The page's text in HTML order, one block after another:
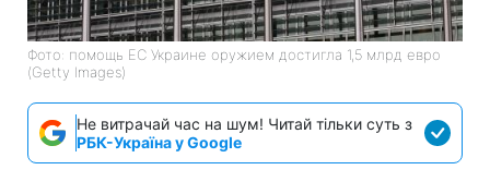
Фото: помощь ЕС Украине оружием достигла 1,5 млрд евро
(Getty Images)
Не витрачай час на шум! Читай тільки суть з
РБК-Україна у Google